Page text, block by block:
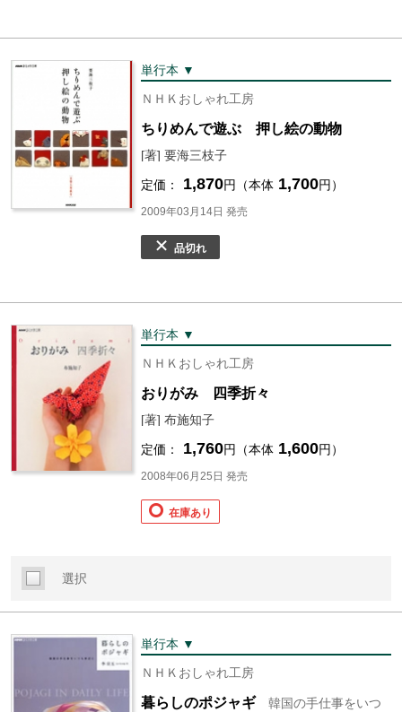
単行本 ▼
ＮＨＫおしゃれ工房
ちりめんで遊ぶ 押し絵の動物
[著] 要海三枝子
定価： 1,870円（本体 1,700円）
2009年03月14日 発売
品切れ
単行本 ▼
ＮＨＫおしゃれ工房
おりがみ 四季折々
[著] 布施知子
定価： 1,760円（本体 1,600円）
2008年06月25日 発売
在庫あり
選択
単行本 ▼
ＮＨＫおしゃれ工房
暮らしのポジャギ
韓国の手仕事をいつ